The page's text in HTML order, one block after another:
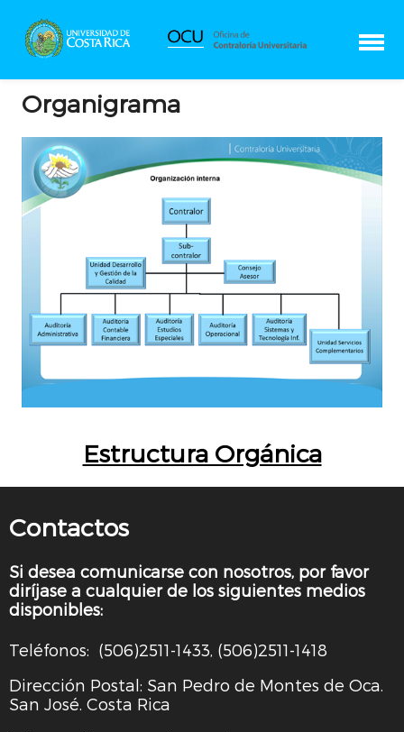
Organigrama
Estructura Orgánica
Contactos
Si desea comunicarse con nosotros, por favor
diríjase a cualquier de los siguientes medios
disponibles:
Teléfonos: (506)2511-1433, (506)2511-1418
Dirección Postal: San Pedro de Montes de Oca.
San José. Costa Rica